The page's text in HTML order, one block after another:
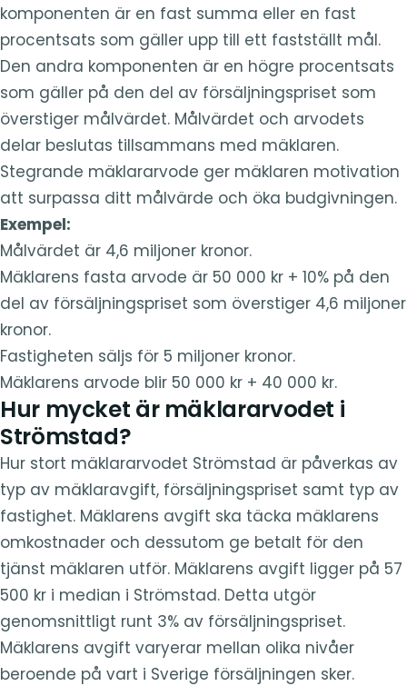
komponenten är en fast summa eller en fast
procentsats som gäller upp till ett fastställt mål.
Den andra komponenten är en högre procentsats
som gäller på den del av försäljningspriset som
överstiger målvärdet. Målvärdet och arvodets
delar beslutas tillsammans med mäklaren.
Stegrande mäklararvode ger mäklaren motivation
att surpassa ditt målvärde och öka budgivningen.
Exempel:
Målvärdet är 4,6 miljoner kronor.
Mäklarens fasta arvode är 50 000 kr + 10% på den
del av försäljningspriset som överstiger 4,6 miljoner
kronor.
Fastigheten säljs för 5 miljoner kronor.
Mäklarens arvode blir 50 000 kr + 40 000 kr.
Hur mycket är mäklararvodet i
Strömstad?
Hur stort mäklararvodet Strömstad är påverkas av
typ av mäklaravgift, försäljningspriset samt typ av
fastighet. Mäklarens avgift ska täcka mäklarens
omkostnader och dessutom ge betalt för den
tjänst mäklaren utför. Mäklarens avgift ligger på 57
500 kr i median i Strömstad. Detta utgör
genomsnittligt runt 3% av försäljningspriset.
Mäklarens avgift varyerar mellan olika nivåer
beroende på vart i Sverige försäljningen sker.